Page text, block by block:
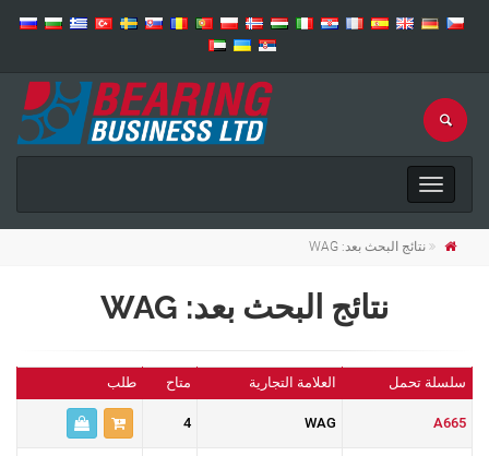
Toggle
navigation
نتائج البحث بعد: WAG
نتائج البحث بعد: WAG
سلسلة تحمل العلامة التجارية متاح طلب
A665
WAG
4